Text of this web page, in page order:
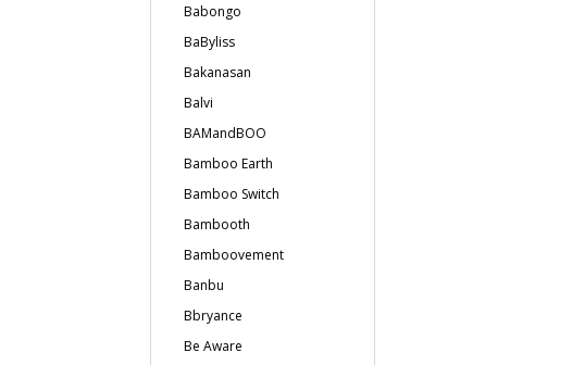
Babongo
BaByliss
Bakanasan
Balvi
BAMandBOO
Bamboo Earth
Bamboo Switch
Bambooth
Bamboovement
Banbu
Bbryance
Be Aware